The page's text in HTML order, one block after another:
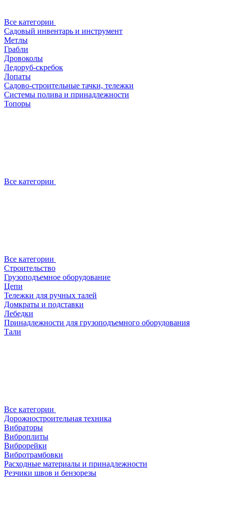
Все категории
Садовый инвентарь и инструмент
Метлы
Грабли
Дровоколы
Ледоруб-скребок
Лопаты
Садово-строительные тачки, тележки
Системы полива и принадлежности
Топоры
Все категории
Все категории
Строительство
Грузоподъемное оборудование
Цепи
Тележки для ручных талей
Домкраты и подставки
Лебедки
Принадлежности для грузоподъемного оборудования
Тали
Все категории
Дорожностроительная техника
Вибраторы
Виброплиты
Виброрейки
Вибротрамбовки
Расходные материалы и принадлежности
Резчики швов и бензорезы